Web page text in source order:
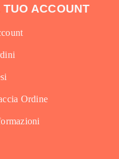
TUO ACCOUNT
Ordine